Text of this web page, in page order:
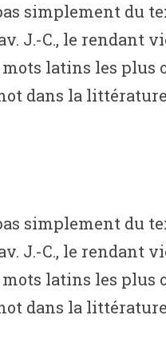
simplement du
J.-C., le rendant
latins les plus
dans la
simplement du
J.-C., le rendant
latins les plus
dans la